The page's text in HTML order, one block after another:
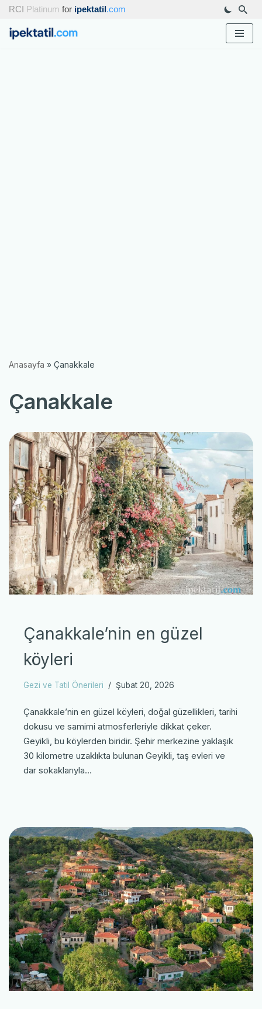
İçeriğe
RCI Platinum for ipektatil.com
Anasayfa » Çanakkale
Çanakkale
Çanakkale’nin en güzel
köyleri
Gezi ve Tatil Önerileri Şubat 20, 2026
Çanakkale’nin en güzel köyleri, doğal güzellikleri, tarihi
dokusu ve samimi atmosferleriyle dikkat çeker.
Geyikli, bu köylerden biridir. Şehir merkezine yaklaşık
30 kilometre uzaklıkta bulunan Geyikli, taş evleri ve
dar sokaklarıyla…